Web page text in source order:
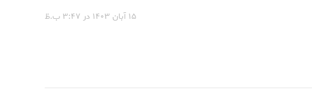
۱۵ آبان ۱۴۰۳ در ۳:۴۷ ب.ظ